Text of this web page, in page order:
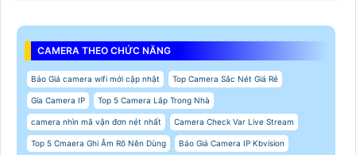
CAMERA THEO CHỨC NĂNG
Báo Giá camera wifi mới cập nhật Top Camera Sắc Nét Giá Rẻ
Gía Camera IP Top 5 Camera Lắp Trong Nhà
camera nhìn mã vận đơn nét nhất Camera Check Var Live Stream
Top 5 Cmaera Ghi Âm Rõ Nên Dùng Báo Giá Camera IP Kbvision